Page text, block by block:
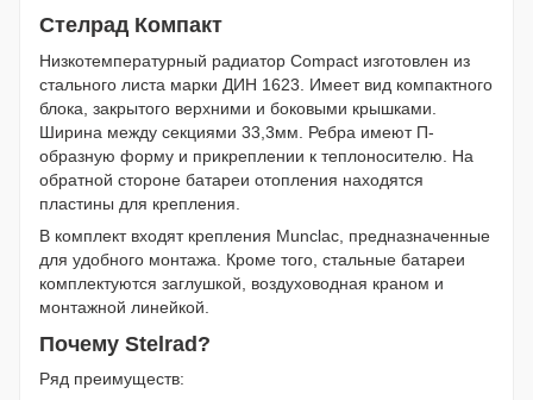
Стелрад Компакт
Низкотемпературный радиатор Compact изготовлен из
стального листа марки ДИН 1623. Имеет вид компактного
блока, закрытого верхними и боковыми крышками.
Ширина между секциями 33,3мм. Ребра имеют П-
образную форму и прикреплении к теплоносителю. На
обратной стороне батареи отопления находятся
пластины для крепления.
В комплект входят крепления Munclac, предназначенные
для удобного монтажа. Кроме того, стальные батареи
комплектуются заглушкой, воздуховодная краном и
монтажной линейкой.
Почему Stelrad?
Ряд преимуществ: